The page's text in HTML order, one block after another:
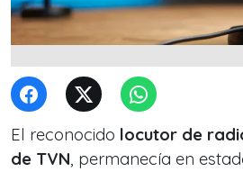
El reconocido locutor de
de TVN, permanecía en